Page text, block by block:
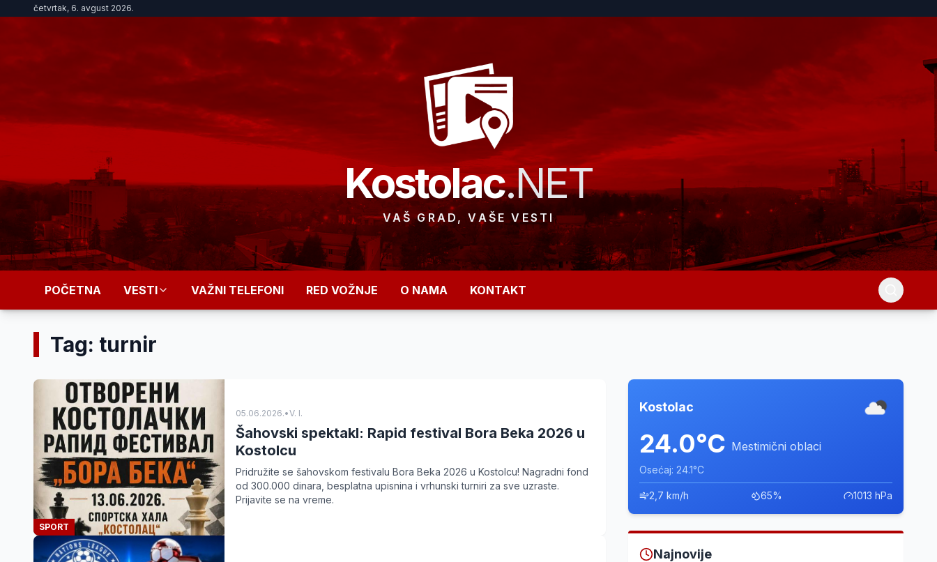
četvrtak, 6. avgust 2026.
Kostolac.NET
VAŠ GRAD, VAŠE VESTI
POČETNA VESTI VAŽNI TELEFONI RED VOŽNJE O NAMA KONTAKT
Tag: turnir
SPORT
05.06.2026.•V. I.
Šahovski spektakl: Rapid festival Bora Beka 2026 u
Kostolcu
Pridružite se šahovskom festivalu Bora Beka 2026 u Kostolcu! Nagradni fond
od 300.000 dinara, besplatna upisnina i vrhunski turniri za sve uzraste.
Prijavite se na vreme.
Kostolac
24.0°C Mestimični oblaci
Osećaj: 24.1°C
2,7 km/h 65% 1013 hPa
Najnovije